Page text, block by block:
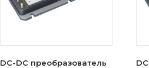
DC-DC преобразователь